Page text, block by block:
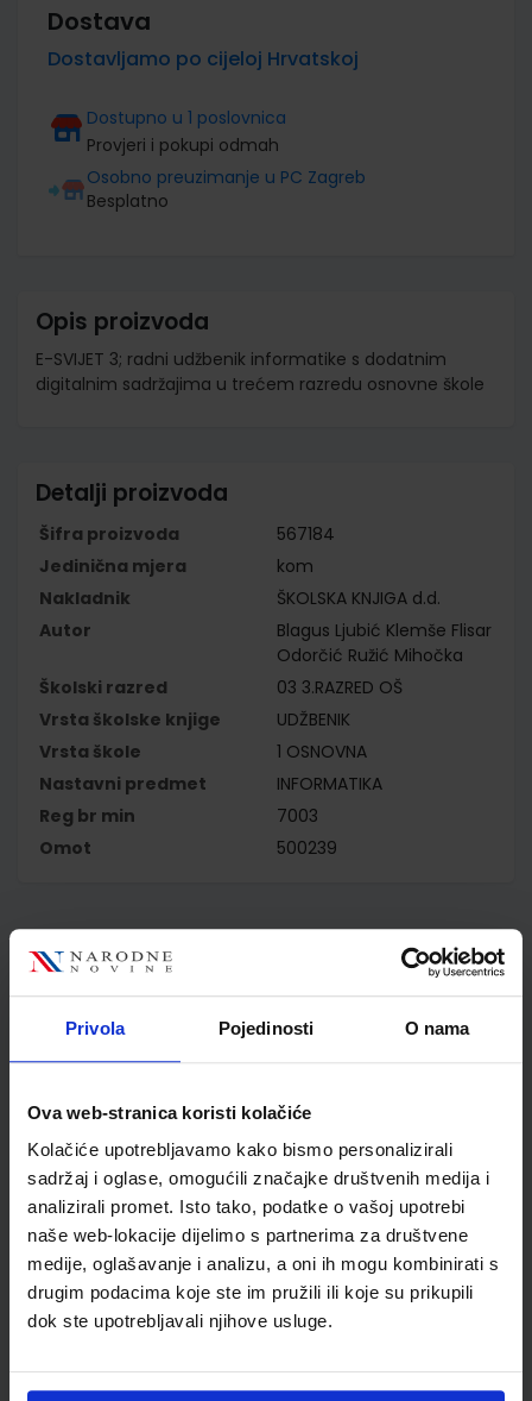
Privola Pojedinosti O nama
Ova web-stranica koristi kolačiće
Kolačiće upotrebljavamo kako bismo personalizirali
sadržaj i oglase, omogućili značajke društvenih medija i
analizirali promet. Isto tako, podatke o vašoj upotrebi
naše web-lokacije dijelimo s partnerima za društvene
medije, oglašavanje i analizu, a oni ih mogu kombinirati s
drugim podacima koje ste im pružili ili koje su prikupili
dok ste upotrebljavali njihove usluge.
Dostava
Dostavljamo po cijeloj Hrvatskoj
Dostupno u 1 poslovnica
Provjeri i pokupi odmah
Osobno preuzimanje u PC Zagreb
Besplatno
Opis proizvoda
E-SVIJET 3; radni udžbenik informatike s dodatnim
digitalnim sadržajima u trećem razredu osnovne škole
Detalji proizvoda
Šifra proizvoda
567184
Jedinična mjera
kom
Nakladnik
ŠKOLSKA KNJIGA d.d.
Autor
Blagus Ljubić Klemše Flisar
Odorčić Ružić Mihočka
Školski razred
03 3.RAZRED OŠ
Vrsta školske knjige
UDŽBENIK
Vrsta škole
1 OSNOVNA
Nastavni predmet
INFORMATIKA
Reg br min
7003
Omot
500239
Kupci najčešće biraju..
udžbenike; dimenzije
413x287; tip 239